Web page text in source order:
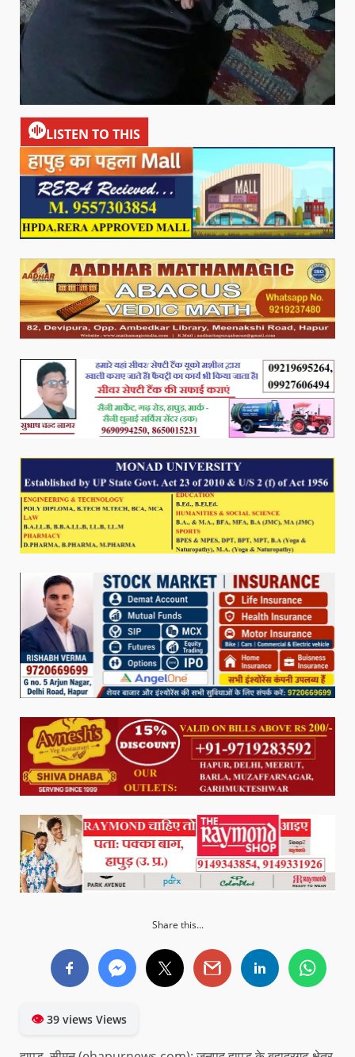
LISTEN TO THIS
Share this...
👁39 views Views